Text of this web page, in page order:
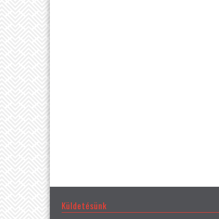
Küldetésünk